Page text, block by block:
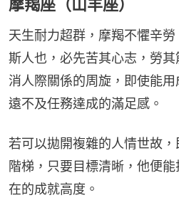
摩羯座（山羊座）
天生耐力超群，摩羯不懼辛
斯人也，必先苦其心志，勞
消人際關係的周旋，即使能
遠不及任務達成的滿足感。
若可以拋開複雜的人情世故
階梯，只要目標清晰，他便
在的成就高度。